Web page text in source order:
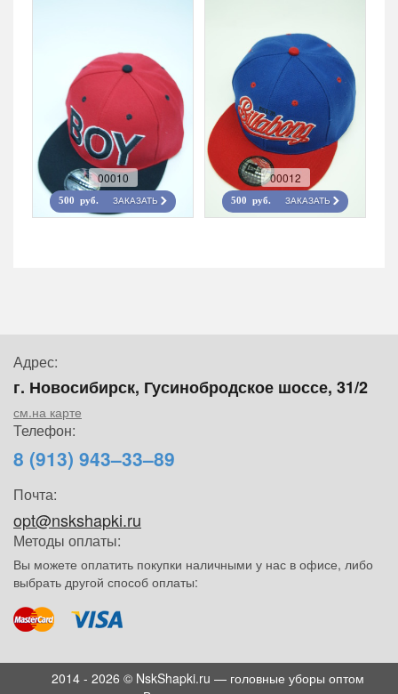
00010
500 руб. ЗАКАЗАТЬ
00012
500 руб. ЗАКАЗАТЬ
Адрес:
г. Новосибирск, Гусинобродское шоссе, 31/2
см.на карте
Телефон:
8 (913) 943–33–89
Почта:
opt@nskshapki.ru
Методы оплаты:
Вы можете оплатить покупки наличными у нас в офисе, либо
выбрать другой способ оплаты:
2014 - 2026 © NskShapki.ru — головные уборы оптом